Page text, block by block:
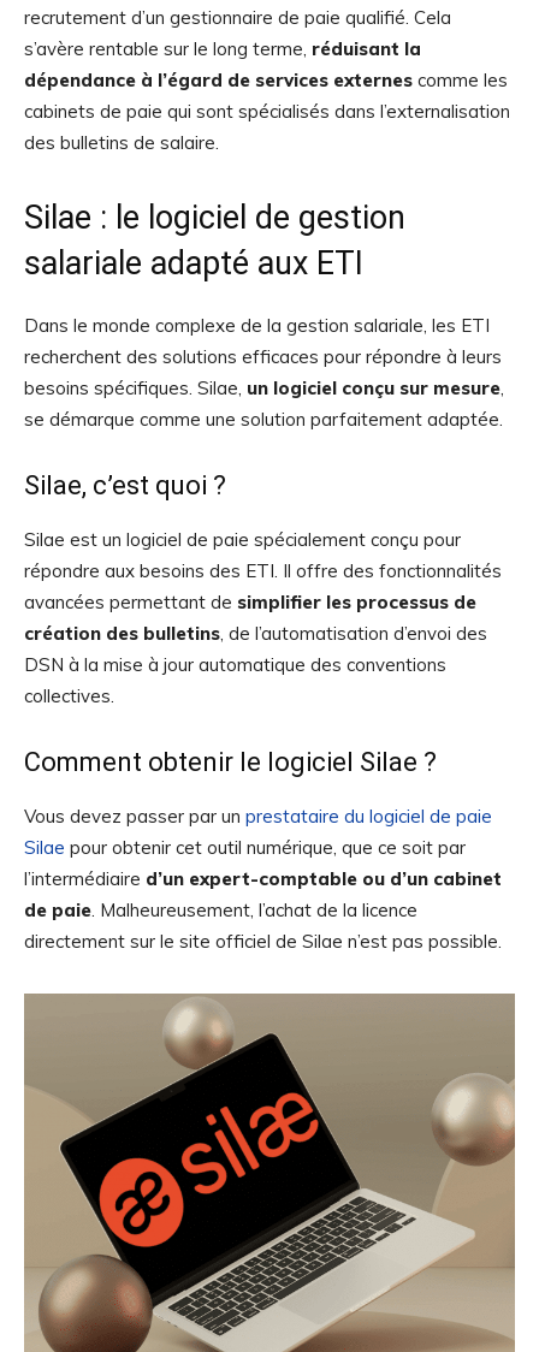
recrutement d’un gestionnaire de paie qualifié. Cela
s’avère rentable sur le long terme, réduisant la
dépendance à l’égard de services externes comme les
cabinets de paie qui sont spécialisés dans l’externalisation
des bulletins de salaire.
Silae : le logiciel de gestion
salariale adapté aux ETI
Dans le monde complexe de la gestion salariale, les ETI
recherchent des solutions efficaces pour répondre à leurs
besoins spécifiques. Silae, un logiciel conçu sur mesure,
se démarque comme une solution parfaitement adaptée.
Silae, c’est quoi ?
Silae est un logiciel de paie spécialement conçu pour
répondre aux besoins des ETI. Il offre des fonctionnalités
avancées permettant de simplifier les processus de
création des bulletins, de l’automatisation d’envoi des
DSN à la mise à jour automatique des conventions
collectives.
Comment obtenir le logiciel Silae ?
Vous devez passer par un prestataire du logiciel de paie
Silae pour obtenir cet outil numérique, que ce soit par
l’intermédiaire d’un expert-comptable ou d’un cabinet
de paie. Malheureusement, l’achat de la licence
directement sur le site officiel de Silae n’est pas possible.